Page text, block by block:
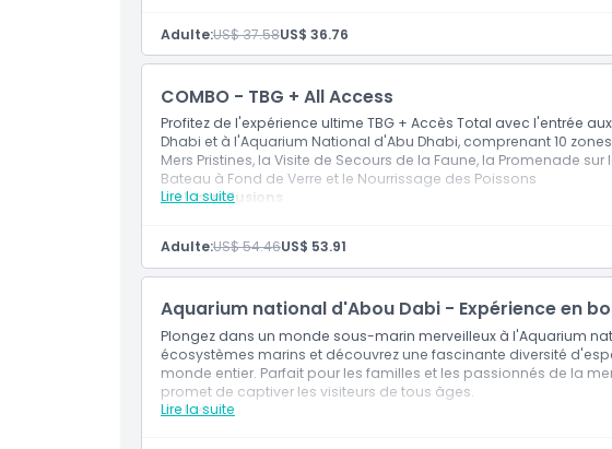
Exposition National Geographic Pristine Seas
Visite de Sauvetage de la Faune
Promenade sur le Pont de Verre
Adulte:US$ 37.58US$ 36.76
COMBO - TBG + All Access
Profitez de l'expérience ultime TBG + Accès Total avec l'entrée
Dhabi et à l'Aquarium National d'Abu Dhabi, comprenant 10
Mers Pristines, la Visite de Secours de la Faune, la Promenade sur
Bateau à Fond de Verre et le Nourrissage des Poissons
Lire la suite
Inclus inclusions
Exposition National Geographic Pristine Seas
Visite de Sauvetage de la Faune
Promenade sur le Pont de Verre
Nourrissage des Poissons
Adulte:US$ 54.46US$ 53.91
Aquarium national d'Abou Dabi - Expérience en
Plongez dans un monde sous-marin merveilleux à l'Aquarium
écosystèmes marins et découvrez une fascinante diversité
monde entier. Parfait pour les familles et les passionnés de la
promet de captiver les visiteurs de tous âges.
Lire la suite
Inclus